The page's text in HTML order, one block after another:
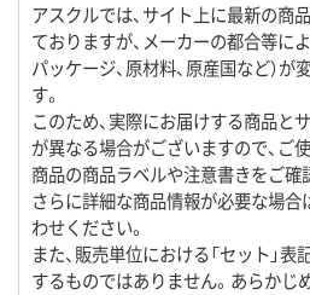
アスクルでは、サイト上に最新の商
ておりますが、メーカーの都合等によ
パッケージ、原材料、原産国など）
す。
このため、実際にお届けする商品と
が異なる場合がございますので、ご
商品の商品ラベルや注意書きをご確
さらに詳細な商品情報が必要な場合
わせください。
また、販売単位における「セット」
するものではありません。あらかじ